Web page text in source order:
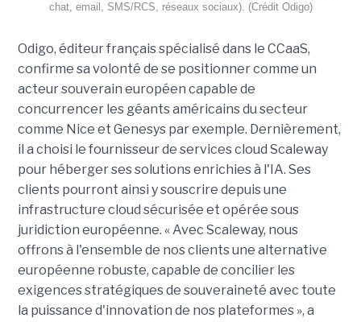
chat, email, SMS/RCS, réseaux sociaux). (Crédit Odigo)
Odigo, éditeur français spécialisé dans le CCaaS,
confirme sa volonté de se positionner comme un
acteur souverain européen capable de
concurrencer les géants américains du secteur
comme Nice et Genesys par exemple. Dernièrement,
il a choisi le fournisseur de services cloud Scaleway
pour héberger ses solutions enrichies à l'IA. Ses
clients pourront ainsi y souscrire depuis une
infrastructure cloud sécurisée et opérée sous
juridiction européenne. « Avec Scaleway, nous
offrons à l'ensemble de nos clients une alternative
européenne robuste, capable de concilier les
exigences stratégiques de souveraineté avec toute
la puissance d'innovation de nos plateformes », a